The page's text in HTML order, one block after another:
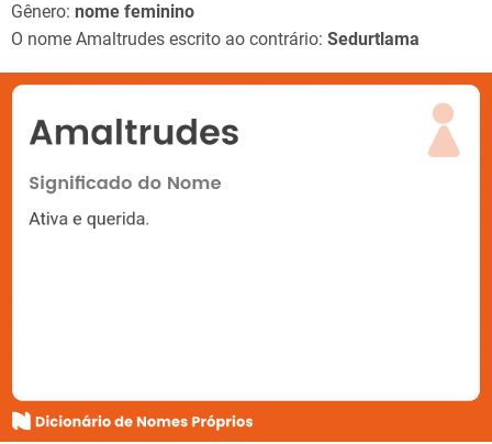
Gênero: nome feminino
O nome Amaltrudes escrito ao contrário: Sedurtlama